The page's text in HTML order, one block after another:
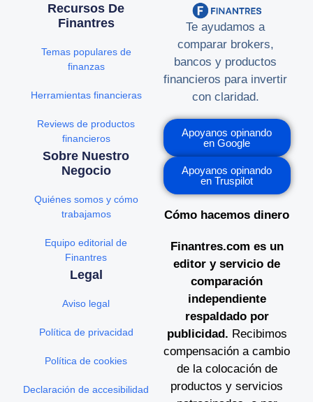
Te ayudamos a
comparar brokers,
bancos y productos
financieros para invertir
con claridad.
Apoyanos opinando
en Google
Apoyanos opinando
en Truspilot
Cómo hacemos dinero
Finantres.com es un
editor y servicio de
comparación
independiente
respaldado por
publicidad. Recibimos
compensación a cambio
de la colocación de
productos y servicios
Recursos De
Finantres
Temas populares de
finanzas
Herramientas financieras
Reviews de productos
financieros
Sobre Nuestro
Negocio
Quiénes somos y cómo
trabajamos
Equipo editorial de
Finantres
Legal
Aviso legal
Política de privacidad
Política de cookies
Declaración de accesibilidad